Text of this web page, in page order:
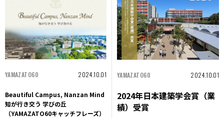
YAMAZATO60 2024.10.01
Beautiful Campus, Nanzan Mind
知が行き交う 学びの丘
（YAMAZATO60キャッチフレーズ）
YAMAZATO60 2024.10.01
2024年日本建築学会賞（業
績）受賞